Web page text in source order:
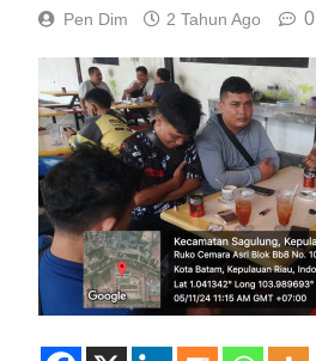
Pen Dim 2 Tahun Ago 0